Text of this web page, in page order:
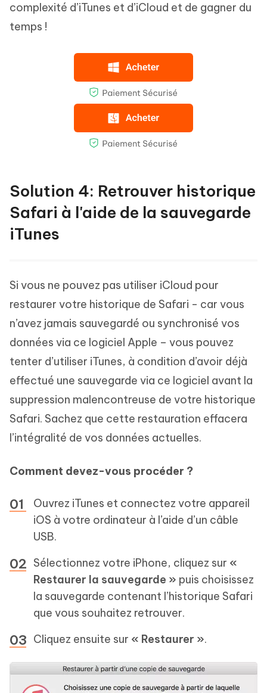
complexité d’iTunes et d’iCloud et de gagner du
temps !
Solution 4: Retrouver historique
Safari à l'aide de la sauvegarde
iTunes
Si vous ne pouvez pas utiliser iCloud pour
restaurer votre historique de Safari - car vous
n’avez jamais sauvegardé ou synchronisé vos
données via ce logiciel Apple – vous pouvez
tenter d’utiliser iTunes, à condition d’avoir déjà
effectué une sauvegarde via ce logiciel avant la
suppression malencontreuse de votre historique
Safari. Sachez que cette restauration effacera
l’intégralité de vos données actuelles.
Comment devez-vous procéder ?
Ouvrez iTunes et connectez votre appareil
iOS à votre ordinateur à l’aide d’un câble
USB.
Sélectionnez votre iPhone, cliquez sur «
Restaurer la sauvegarde » puis choisissez
la sauvegarde contenant l’historique Safari
que vous souhaitez retrouver.
Cliquez ensuite sur « Restaurer ».